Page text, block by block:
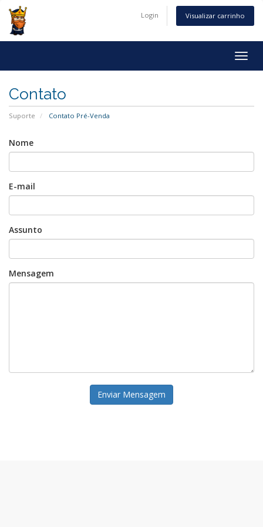
Login Visualizar carrinho
Contato
Suporte Contato Pré-Venda
Nome
E-mail
Assunto
Mensagem
Enviar Mensagem